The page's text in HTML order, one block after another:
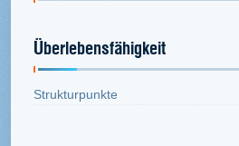
Überlebensfähigkeit
Strukturpunkte